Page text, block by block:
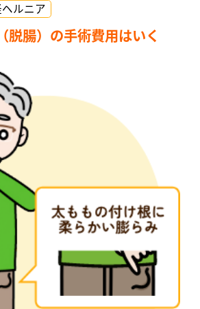
ルニア
脱腸）の手術費用はいく